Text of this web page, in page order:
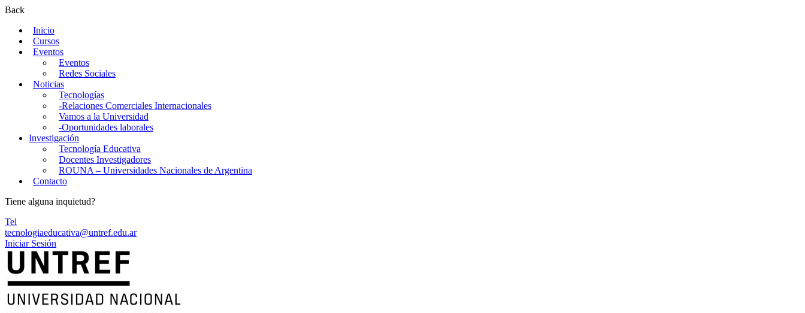
Back
Inicio
Cursos
Eventos
Eventos
Redes Sociales
Noticias
Tecnologías
-Relaciones Comerciales Internacionales
Vamos a la Universidad
-Oportunidades laborales
Investigación
Tecnología Educativa
Docentes Investigadores
ROUNA – Universidades Nacionales de Argentina
Contacto
Tiene alguna inquietud?
Tel
tecnologiaeducativa@untref.edu.ar
Iniciar Sesión